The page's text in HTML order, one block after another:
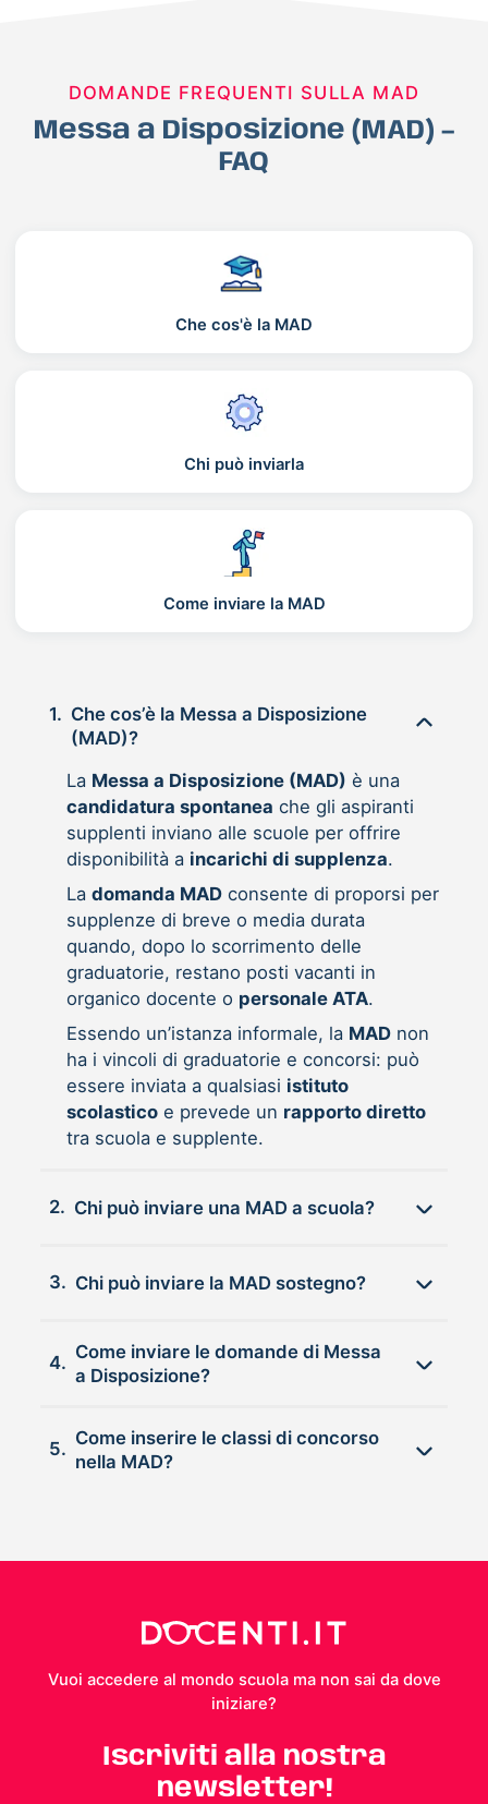
DOMANDE FREQUENTI SULLA MAD
Messa a Disposizione (MAD) –
FAQ
Che cos'è la MAD
Chi può inviarla
Come inviare la MAD
1. Che cos’è la Messa a Disposizione
(MAD)?
La Messa a Disposizione (MAD) è una
candidatura spontanea che gli aspiranti
supplenti inviano alle scuole per offrire
disponibilità a incarichi di supplenza.
La domanda MADconsente di proporsi per
supplenze di breve o media durata
quando, dopo lo scorrimento delle
graduatorie, restano posti vacanti in
organico docente o personale ATA.
Essendo un’istanza informale, la MADnon
ha i vincoli di graduatorie e concorsi: può
essere inviata a qualsiasi istituto
scolasticoe prevede un rapporto diretto
tra scuola e supplente.
2. Chi può inviare una MAD a scuola?
3. Chi può inviare la MAD sostegno?
4.
Come inviare le domande di Messa
a Disposizione?
5.
Come inserire le classi di concorso
nella MAD?
Vuoi accedere al mondo scuola ma non sai da dove
iniziare?
Iscriviti alla nostra
newsletter!